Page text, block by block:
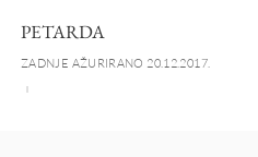
PETARDA
ZADNJE AŽURIRANO 20.12.2017.